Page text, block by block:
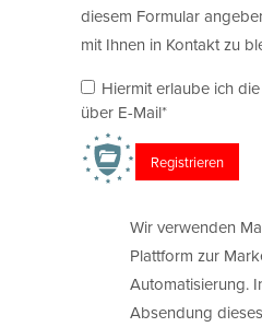
diesem Formular
mit Ihnen in Kontakt zu
Hiermit erlaube ich
über E-Mail*
Wir verwenden
Plattform zur
Automatisierung.
Absendung